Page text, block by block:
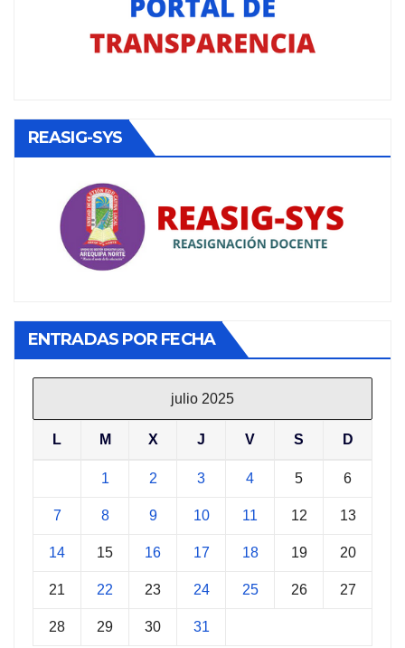
REASIG-SYS
ENTRADAS POR FECHA
julio 2025
L M X J V S D
1 2 3 4 5 6
7 8 9 10 11 12 13
14 15 16 17 18 19 20
21 22 23 24 25 26 27
28 29 30 31